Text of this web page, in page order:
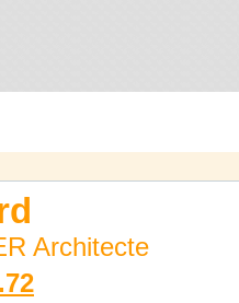
Architecte